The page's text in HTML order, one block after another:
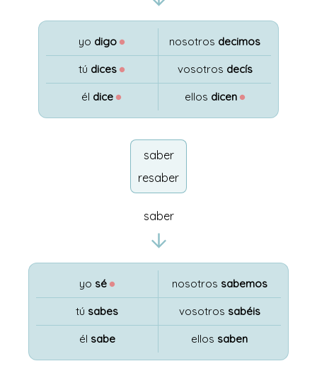
yo digo ●
tú dices ●
él dice ●
nosotros decimos
vosotros decís
ellos dicen ●
saber
resaber
saber
yo sé ●
tú sabes
él sabe
nosotros sabemos
vosotros sabéis
ellos saben